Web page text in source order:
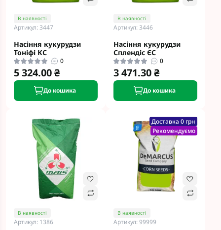
В наявності
Артикул: 3447
Насіння кукурудзи
Тоніфі КС
0
5 324.00 ₴
До кошика
В наявності
Артикул: 3446
Насіння кукурудзи
Сплендіс ЄС
0
3 471.30 ₴
До кошика
В наявності
Артикул: 1386
Доставка 0 грн
Рекомендуємо
В наявності
Артикул: 99999